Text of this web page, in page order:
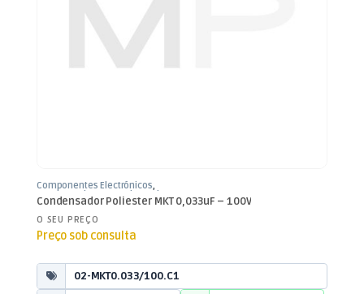
Componentes Electrónicos,
Condensadores
Condensadores
Poliester
Condensador Poliester MKT 0,033uF – 100V
O SEU PREÇO
Preço sob consulta
02-MKT0.033/100.C1